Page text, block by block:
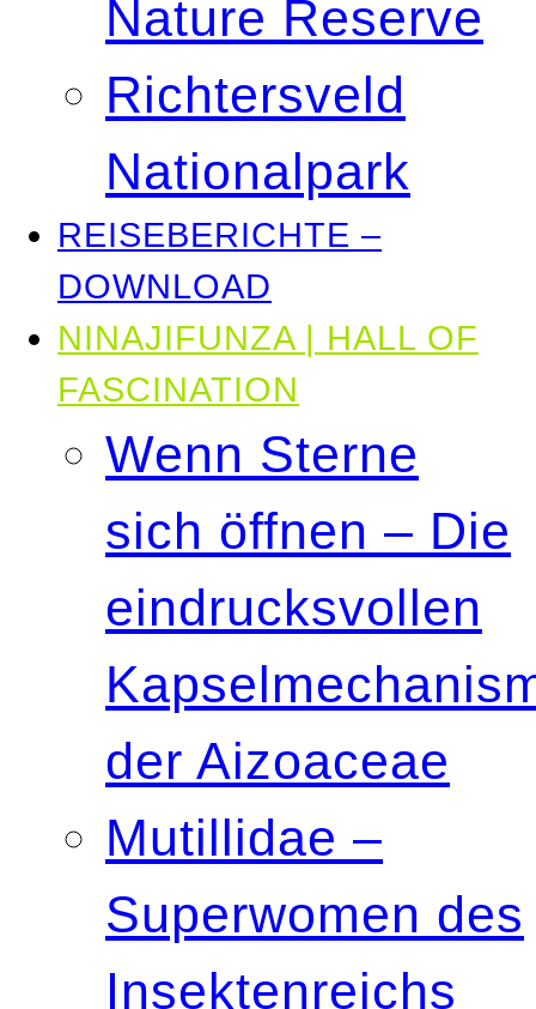
Nature Reserve
Richtersveld
Nationalpark
REISEBERICHTE –
DOWNLOAD
NINAJIFUNZA | HALL OF
FASCINATION
Wenn Sterne
sich öffnen – Die
eindrucksvollen
der Aizoaceae
Mutillidae –
Superwomen des
Insektenreichs